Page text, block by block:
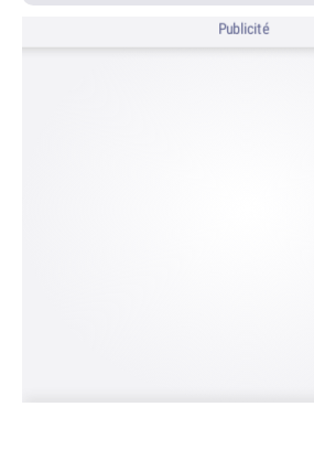
Publicité